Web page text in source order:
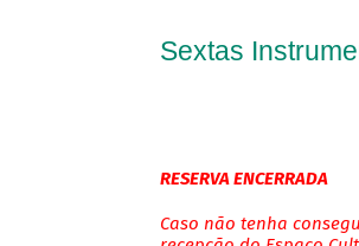
Sextas
RESERVA ENCERRADA
Caso não tenha